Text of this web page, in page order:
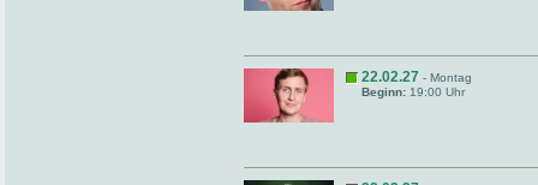
22.02.27 - Montag
Beginn: 19:00 Uhr